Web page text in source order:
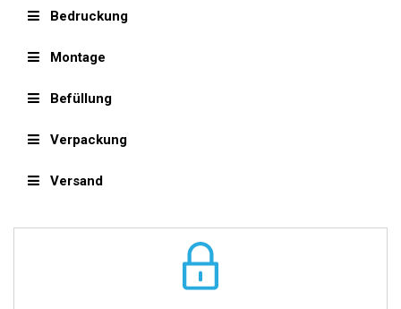
Bedruckung
Montage
Befüllung
Verpackung
Versand